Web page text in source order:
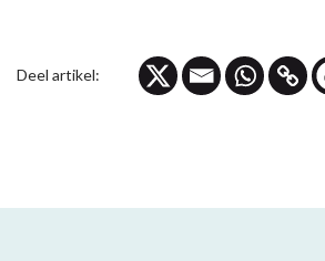
Deel artikel: